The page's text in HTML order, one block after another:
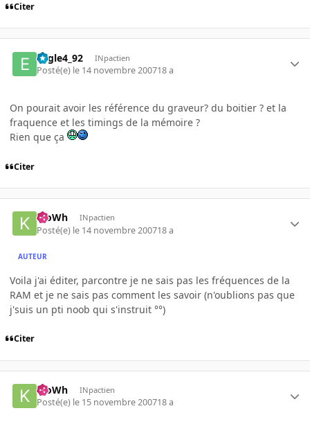
Citer
Eagle4_92 INpactien
Posté(e) le 14 novembre 200718 a
On pourait avoir les référence du graveur? du boitier ? et la
fraquence et les timings de la mémoire ?
Rien que ça
Citer
KloWh INpactien
Posté(e) le 14 novembre 200718 a
AUTEUR
Voila j'ai éditer, parcontre je ne sais pas les fréquences de la
RAM et je ne sais pas comment les savoir (n'oublions pas que
j'suis un pti noob qui s'instruit °°)
Citer
KloWh INpactien
Posté(e) le 15 novembre 200718 a